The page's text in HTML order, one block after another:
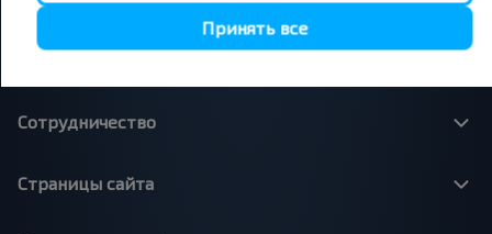
Сотрудничество
Страницы сайта
Принять все